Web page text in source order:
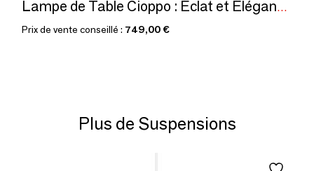
Lampe de Table Cioppo : Éclat et Élégance en Verre de Murano
Prix de vente conseillé : 749,00 €
Plus de Suspensions